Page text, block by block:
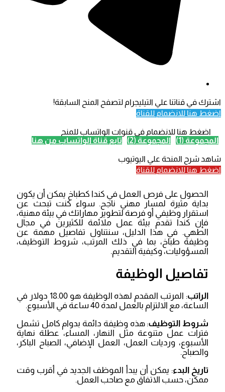
اشترك في قناتنا علي التيليجرام لتصفح المنح السابقة!
اضغط هنا للانضمام للقناة
اضغط هنا للانضمام في قنوات الواتساب للمنح
المجموعة (1)
المجموعة (2) تابع قناة الواتساب من هنا
شاهد شرح المنحة علي اليوتيوب
اضغط هنا للانضمام للقناة
الحصول على فرص العمل في كندا كطباخ يمكن أن يكون
بداية مثيرة لمسار مهني ناجح. سواء كنت تبحث عن
استقرار وظيفي أو فرصة لتطوير مهاراتك في بيئة مهنية،
فإن كندا تقدم بيئة عمل ملائمة للكثيرين في مجال
الطهي. في هذا الدليل، سنتناول تفاصيل مهمة عن
وظيفة طباخ، بما في ذلك المرتب، شروط التوظيف،
المسؤوليات، وكيفية التقديم.
تفاصيل الوظيفة
الراتب
: المرتب المقدم لهذه الوظيفة هو 18.00 دولار في
الساعة، مع الالتزام بالعمل لمدة 40 ساعة في الأسبوع.
شروط التوظيف: هذه وظيفة دائمة بدوام كامل تشمل
فترات عمل متنوعة مثل النهار، المساء، عطلة نهاية
الأسبوع، ورديات العمل، العمل الإضافي، الصباح الباكر،
والصباح.
تاريخ البدء: يمكن أن يبدأ الموظف الجديد في أقرب وقت
ممكن، حسب الاتفاق مع صاحب العمل.